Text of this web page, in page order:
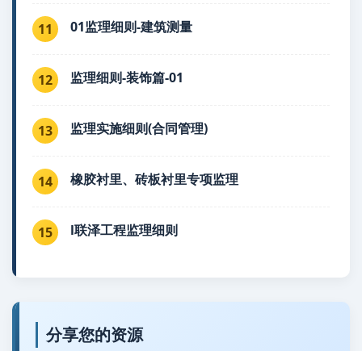
11 01监理细则-建筑测量
12 监理细则-装饰篇-01
13 监理实施细则(合同管理)
14 橡胶衬里、砖板衬里专项监理
15 l联泽工程监理细则
分享您的资源